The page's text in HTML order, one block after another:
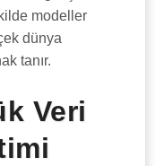
modeller
dünya
tanır.
Veri